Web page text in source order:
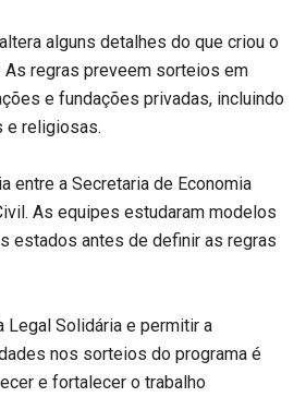
alguns detalhes do que criou o
As regras preveem sorteios em
e fundações privadas, incluindo
e religiosas.
entre a Secretaria de Economia
As equipes estudaram modelos
estados antes de definir as regras
Legal Solidária e permitir a
nos sorteios do programa é
e fortalecer o trabalho